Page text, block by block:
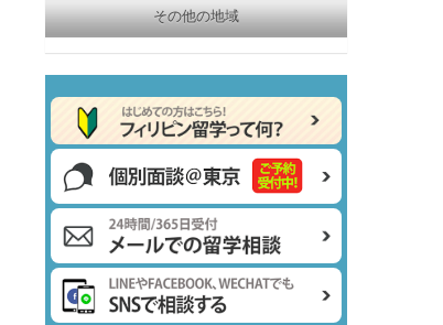
その他の地域